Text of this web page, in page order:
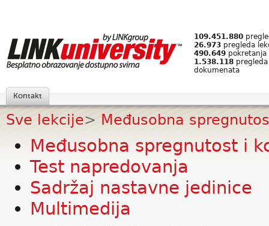
109.451.880
26.973 pregleda
490.649 pokretanja
1.538.118
dokumenata
Kontakt
Sve lekcije> Međusobna
Međusobna spregnutost i
Test napredovanja
Sadržaj nastavne jedinice
Multimedija